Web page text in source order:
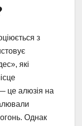
з
які
це алюзія на
Однак